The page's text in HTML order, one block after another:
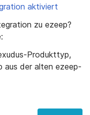
aktiviert
zu ezeep?
Produkttyp,
aus der alten ezeep-